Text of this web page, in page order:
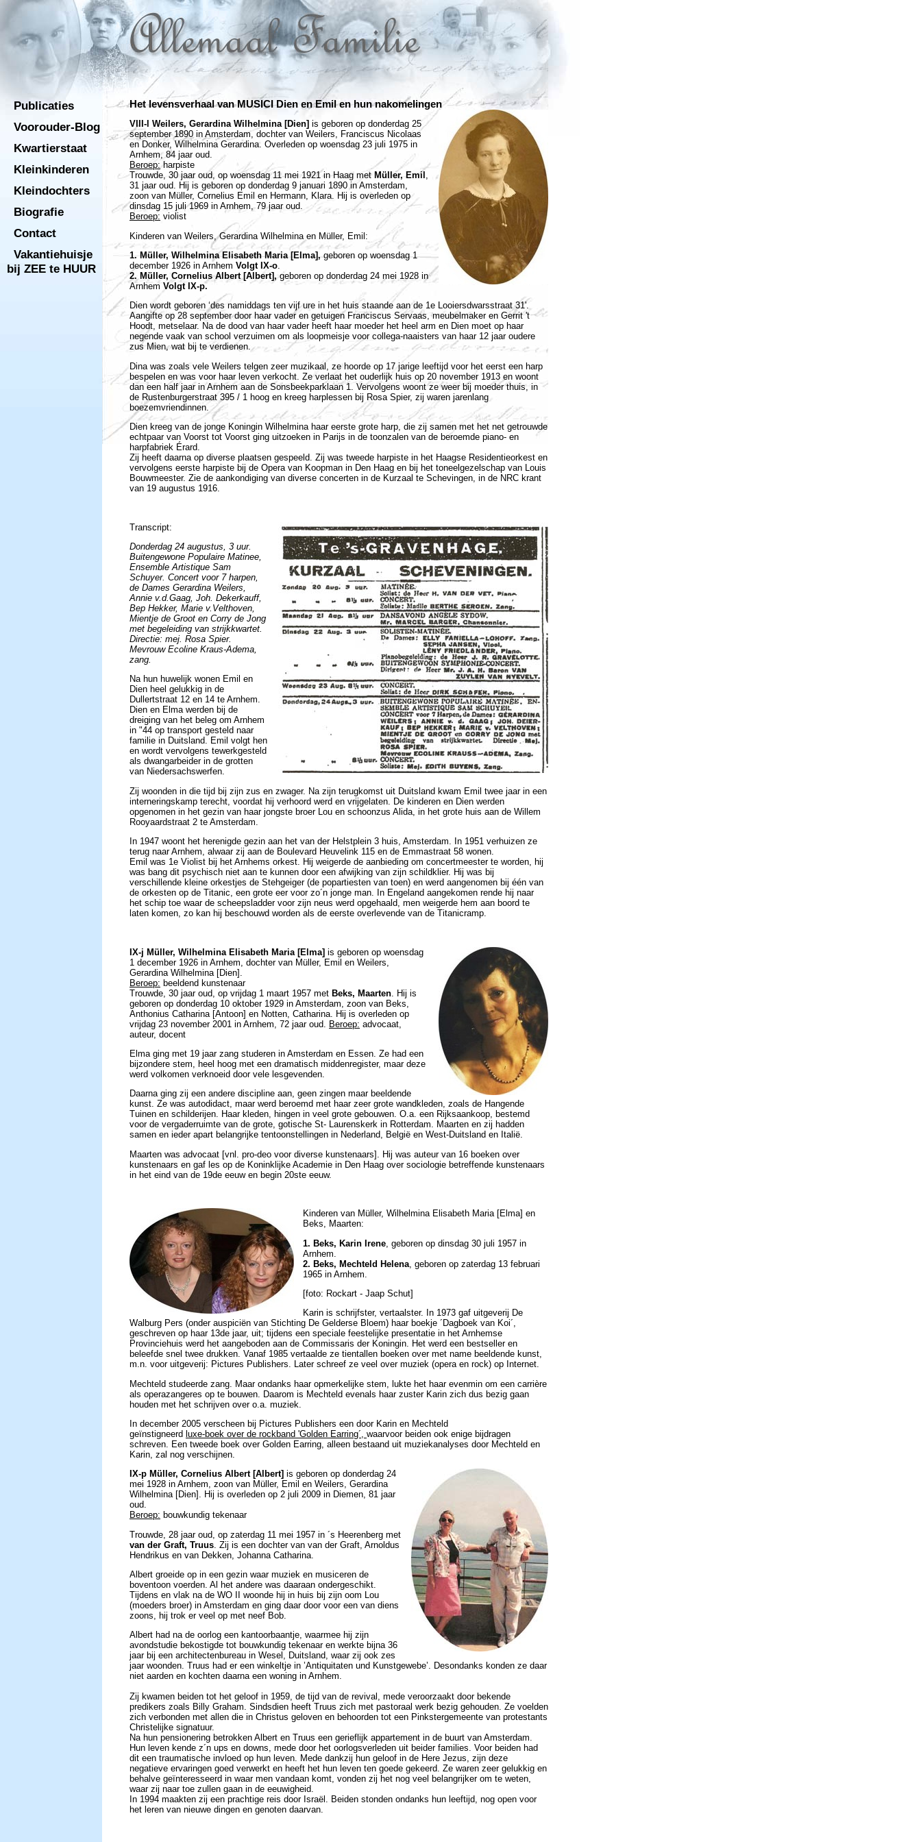
Publicaties
Voorouder-Blog
Kwartierstaat
Kleinkinderen
Kleindochters
Biografie
Contact
Vakantiehuisje
bij ZEE te HUUR
Het levensverhaal van MUSICI Dien en Emil en hun nakomelingen
VIII-l Weilers, Gerardina Wilhelmina [Dien] is geboren op donderdag 25
september 1890 in Amsterdam, dochter van Weilers, Franciscus Nicolaas
en Donker, Wilhelmina Gerardina. Overleden op woensdag 23 juli 1975 in
Arnhem, 84 jaar oud.
Beroep:harpiste
Trouwde, 30 jaar oud, op woensdag 11 mei 1921 in Haag met Müller, Emil ,
31 jaar oud. Hij is geboren op donderdag 9 januari 1890 in Amsterdam,
zoon van Müller, Cornelius Emil en Hermann, Klara. Hij is overleden op
dinsdag 15 juli 1969 in Arnhem, 79 jaar oud.
Beroep: violist
Kinderen van Weilers, Gerardina Wilhelmina en Müller, Emil:
1. Müller, Wilhelmina Elisabeth Maria [Elma],geboren op woensdag 1
december 1926 in Arnhem Volgt IX-o
2. Müller, Cornelius Albert [Albert], geboren op donderdag 24 mei 1928 in
Arnhem Volgt IX-p.
Dien wordt geboren ‘des namiddags ten vijf ure in het huis staande aan de 1e Looiersdwarsstraat 31'.
Aangifte op 28 september door haar vader en getuigen Franciscus Servaas, meubelmaker en Gerrit 't
Hoodt, metselaar. Na de dood van haar vader heeft haar moeder het heel arm en Dien moet op haar
negende vaak van school verzuimen om als loopmeisje voor collega-naaisters van haar 12 jaar oudere
zus Mien, wat bij te verdienen.
Dina was zoals vele Weilers telgen zeer muzikaal, ze hoorde op 17 jarige leeftijd voor het eerst een harp
bespelen en was voor haar leven verkocht. Ze verlaat het ouderlijk huis op 20 november 1913 en woont
dan een half jaar in Arnhem aan de Sonsbeekparklaan 1. Vervolgens woont ze weer bij moeder thuis, in
de Rustenburgerstraat 395 / 1 hoog en kreeg harplessen bij Rosa Spier, zij waren jarenlang
boezemvriendinnen.
Dien kreeg van de jonge Koningin Wilhelmina haar eerste grote harp, die zij samen met het net getrouwde
echtpaar van Voorst tot Voorst ging uitzoeken in Parijs in de toonzalen van de beroemde piano- en
harpfabriek Érard.
Zij heeft daarna op diverse plaatsen gespeeld. Zij was tweede harpiste in het Haagse Residentieorkest en
vervolgens eerste harpiste bij de Opera van Koopman in Den Haag en bij het toneelgezelschap van Louis
Bouwmeester. Zie de aankondiging van diverse concerten in de Kurzaal te Schevingen, in de NRC krant
van 19 augustus 1916.
Transcript:
Donderdag 24 augustus, 3 uur.
Buitengewone Populaire Matinee,
Ensemble Artistique Sam
Schuyer. Concert voor 7 harpen,
de Dames Gerardina Weilers,
Annie v.d.Gaag, Joh. Dekerkauff,
Bep Hekker, Marie v.Velthoven,
Mientje de Groot en Corry de Jong
met begeleiding van strijkkwartet.
Directie: mej. Rosa Spier.
Mevrouw Ecoline Kraus-Adema,
zang.
Na hun huwelijk wonen Emil en
Dien heel gelukkig in de
Dullertstraat 12 en 14 te Arnhem.
Dien en Elma werden bij de
dreiging van het beleg om Arnhem
in "44 op transport gesteld naar
familie in Duitsland. Emil volgt hen
en wordt vervolgens tewerkgesteld
als dwangarbeider in de grotten
van Niedersachswerfen.
Zij woonden in die tijd bij zijn zus en zwager. Na zijn terugkomst uit Duitsland kwam Emil twee jaar in een
interneringskamp terecht, voordat hij verhoord werd en vrijgelaten. De kinderen en Dien werden
opgenomen in het gezin van haar jongste broer Lou en schoonzus Alida, in het grote huis aan de Willem
Rooyaardstraat 2 te Amsterdam.
In 1947 woont het herenigde gezin aan het van der Helstplein 3 huis, Amsterdam. In 1951 verhuizen ze
terug naar Arnhem, alwaar zij aan de Boulevard Heuvelink 115 en de Emmastraat 58 wonen.
Emil was 1e Violist bij het Arnhems orkest. Hij weigerde de aanbieding om concertmeester te worden, hij
was bang dit psychisch niet aan te kunnen door een afwijking van zijn schildklier. Hij was bij
verschillende kleine orkestjes de Stehgeiger (de popartiesten van toen) en werd aangenomen bij één van
de orkesten op de Titanic, een grote eer voor zo´n jonge man. In Engeland aangekomen rende hij naar
het schip toe waar de scheepsladder voor zijn neus werd opgehaald, men weigerde hem aan boord te
laten komen, zo kan hij beschouwd worden als de eerste overlevende van de Titanicramp.
IX-j Müller, Wilhelmina Elisabeth Maria [Elma] is geboren op woensdag
1 december 1926 in Arnhem, dochter van Müller, Emil en Weilers,
Gerardina Wilhelmina [Dien].
Beroep: beeldend kunstenaar
Trouwde, 30 jaar oud, op vrijdag 1 maart 1957 met Beks, Maarten . Hij is
geboren op donderdag 10 oktober 1929 in Amsterdam, zoon van Beks,
Anthonius Catharina [Antoon] en Notten, Catharina. Hij is overleden op
vrijdag 23 november 2001 in Arnhem, 72 jaar oud. Beroep: advocaat,
auteur, docent
Elma ging met 19 jaar zang studeren in Amsterdam en Essen. Ze had een
bijzondere stem, heel hoog met een dramatisch middenregister, maar deze
werd volkomen verknoeid door vele lesgevenden.
Daarna ging zij een andere discipline aan, geen zingen maar beeldende
kunst. Ze was autodidact, maar werd beroemd met haar zeer grote wandkleden, zoals de Hangende
Tuinen en schilderijen. Haar kleden, hingen in veel grote gebouwen. O.a. een Rijksaankoop, bestemd
voor de vergaderruimte van de grote, gotische St- Laurenskerk in Rotterdam. Maarten en zij hadden
samen en ieder apart belangrijke tentoonstellingen in Nederland, België en West-Duitsland en Italië.
Maarten was advocaat [vnl. pro-deo voor diverse kunstenaars]. Hij was auteur van 16 boeken over
kunstenaars en gaf les op de Koninklijke Academie in Den Haag over sociologie betreffende kunstenaars
in het eind van de 19de eeuw en begin 20ste eeuw.
Kinderen van Müller, Wilhelmina Elisabeth Maria [Elma] en
Beks, Maarten:
1. Beks, Karin Irene , geboren op dinsdag 30 juli 1957 in
Arnhem.
2. Beks, Mechteld Helena , geboren op zaterdag 13 februari
1965 in Arnhem.
[foto: Rockart - Jaap Schut]
Karin is schrijfster, vertaalster. In 1973 gaf uitgeverij De
Walburg Pers (onder auspiciën van Stichting De Gelderse Bloem) haar boekje ´Dagboek van Koi´,
geschreven op haar 13de jaar, uit; tijdens een speciale feestelijke presentatie in het Arnhemse
Provinciehuis werd het aangeboden aan de Commissaris der Koningin. Het werd een bestseller en
beleefde snel twee drukken. Vanaf 1985 vertaalde ze tientallen boeken over met name beeldende kunst,
m.n. voor uitgeverij: Pictures Publishers. Later schreef ze veel over muziek (opera en rock) op Internet.
Mechteld studeerde zang. Maar ondanks haar opmerkelijke stem, lukte het haar evenmin om een carrière
als operazangeres op te bouwen. Daarom is Mechteld evenals haar zuster Karin zich dus bezig gaan
houden met het schrijven over o.a. muziek.
In december 2005 verscheen bij Pictures Publishers een door Karin en Mechteld
geïnstigneerd luxe-boek over de rockband 'Golden Earring´, waarvoor beiden ook enige bijdragen
schreven. Een tweede boek over Golden Earring, alleen bestaand uit muziekanalyses door Mechteld en
Karin, zal nog verschijnen.
IX-p Müller, Cornelius Albert [Albert] is geboren op donderdag 24
mei 1928 in Arnhem, zoon van Müller, Emil en Weilers, Gerardina
Wilhelmina [Dien]. Hij is overleden op 2 juli 2009 in Diemen, 81 jaar
oud.
Beroep: bouwkundig tekenaar
Trouwde, 28 jaar oud, op zaterdag 11 mei 1957 in ´s Heerenberg met
van der Graft, Truus . Zij is een dochter van van der Graft, Arnoldus
Hendrikus en van Dekken, Johanna Catharina.
Albert groeide op in een gezin waar muziek en musiceren de
boventoon voerden. Al het andere was daaraan ondergeschikt.
Tijdens en vlak na de WO II woonde hij in huis bij zijn oom Lou
(moeders broer) in Amsterdam en ging daar door voor een van diens
zoons, hij trok er veel op met neef Bob.
Albert had na de oorlog een kantoorbaantje, waarmee hij zijn
avondstudie bekostigde tot bouwkundig tekenaar en werkte bijna 36
jaar bij een architectenbureau in Wesel, Duitsland, waar zij ook zes
jaar woonden. Truus had er een winkeltje in ’Antiquitaten und Kunstgewebe’. Desondanks konden ze daar
niet aarden en kochten daarna een woning in Arnhem.
Zij kwamen beiden tot het geloof in 1959, de tijd van de revival, mede veroorzaakt door bekende
predikers zoals Billy Graham. Sindsdien heeft Truus zich met pastoraal werk bezig gehouden. Ze voelden
zich verbonden met allen die in Christus geloven en behoorden tot een Pinkstergemeente van protestants
Christelijke signatuur.
Na hun pensionering betrokken Albert en Truus een gerieflijk appartement in de buurt van Amsterdam.
Hun leven kende z´n ups en downs, mede door het oorlogsverleden uit beider families. Voor beiden had
dit een traumatische invloed op hun leven. Mede dankzij hun geloof in de Here Jezus, zijn deze
negatieve ervaringen goed verwerkt en heeft het hun leven ten goede gekeerd. Ze waren zeer gelukkig en
behalve geïnteresseerd in waar men vandaan komt, vonden zij het nog veel belangrijker om te weten,
waar zij naar toe zullen gaan in de eeuwigheid.
In 1994 maakten zij een prachtige reis door Israël. Beiden stonden ondanks hun leeftijd, nog open voor
het leren van nieuwe dingen en genoten daarvan.